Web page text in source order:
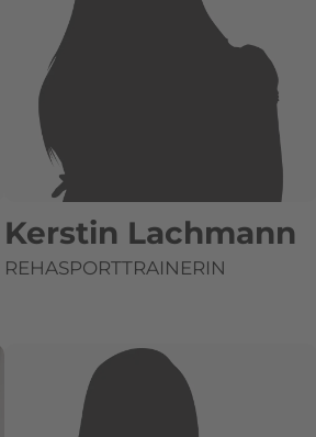
Kerstin Lachmann
REHASPORTTRAINERIN